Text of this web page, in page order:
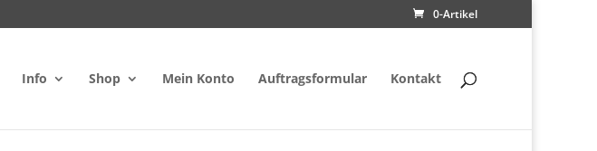
0-Artikel
Info Shop Mein Konto Auftragsformular Kontakt